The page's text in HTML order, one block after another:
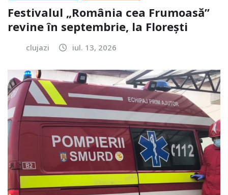
Festivalul „România cea Frumoasă”
revine în septembrie, la Florești
clujazi iul. 13, 2026